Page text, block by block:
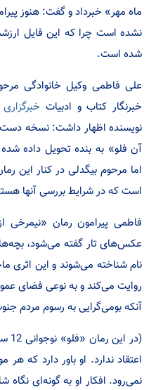
ماه مهر» خبرداد و گفت: هنوز
نشده است چرا که این فایل
شده است.
علی فاطمی وکیل خانوادگی
خبرنگار کتاب و ادبیات
نویسنده اظهار داشت: نسخه دست
آن فلو» به بنده تحویل داده
اما مرحوم بیگدلی در کنار این
است که در شرایط بررسی آنها
فاطمی پیرامون رمان «نیمرخی
عکس‌های تار گفته می‌شود،
نام شناخته می‌شوند و این اثری
روایت می‌کند و به نوعی فضای
آنکه بومی‌گرایی به رسوم مردم
اعتقاد ندارد. او باور دارد که
نمی‌رود. افکار او به گونه‌ای نگاه